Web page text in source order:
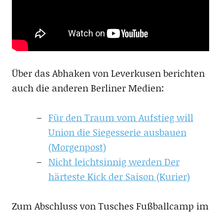
Über das Abhaken von Leverkusen berichten
auch die anderen Berliner Medien:
Für den Traum vom Aufstieg will
Union die Siegesserie ausbauen
(Morgenpost)
Nicht leichtsinnig werden Der
härteste Kick der Saison (Kurier)
Zum Abschluss von Tusches Fußballcamp im